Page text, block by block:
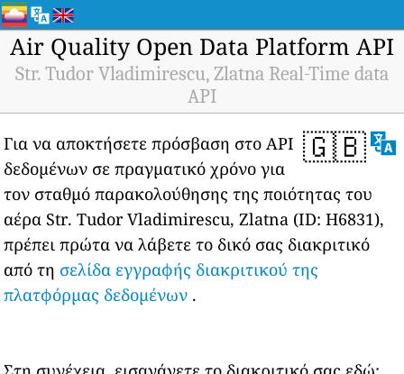
Air Quality Open Data Platform API
Str. Tudor Vladimirescu, Zlatna Real-Time data
API
🇬🇧
Για να αποκτήσετε πρόσβαση στο API
δεδομένων σε πραγματικό χρόνο για
τον σταθμό παρακολούθησης της ποιότητας του
αέρα Str. Tudor Vladimirescu, Zlatna (ID: H6831),
πρέπει πρώτα να λάβετε το δικό σας διακριτικό
από τη σελίδα εγγραφής διακριτικού της
πλατφόρμας δεδομένων .